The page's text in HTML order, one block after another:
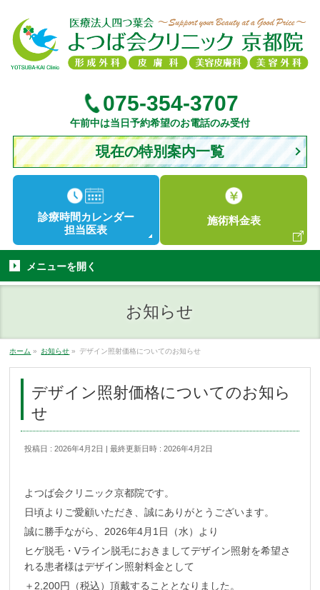
075-354-3707
午前中は当日予約希望のお電話のみ受付
現在の特別案内一覧
診療時間 カレンダー
担当医表
施術料金表
メニューを開く
お知らせ
ホーム » お知らせ » デザイン照射価格についてのお知らせ
デザイン照射価格についてのお知ら
せ
投稿日 : 2026年4月2日 最終更新日時 : 2026年4月2日
よつば会クリニック京都院です。
日頃よりご愛顧いただき、誠にありがとうございます。
誠に勝手ながら、2026年4月1日（水）より
ヒゲ脱毛・Vライン脱毛におきましてデザイン照射を希望さ
れる患者様はデザイン照射料金として
＋2,200円（税込）頂戴することとなりました。